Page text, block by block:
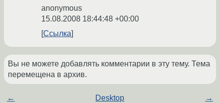
anonymous
15.08.2008 18:44:48 +00:00
Ссылка
Вы не можете добавлять комментарии в эту тему. Тема
перемещена в архив.
← Desktop →